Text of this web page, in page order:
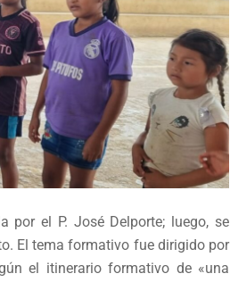
por el P. José Delporte; luego, se
El tema formativo fue dirigido por
el itinerario formativo de «una